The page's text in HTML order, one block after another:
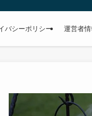
バシーポリシー 運営者